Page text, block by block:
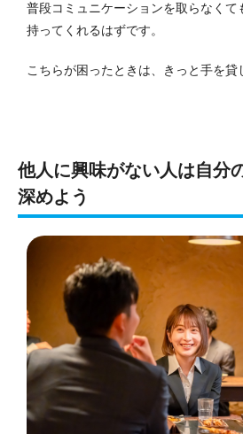
普段コミュニケーションを取らなくて
持ってくれるはずです。
こちらが困ったときは、きっと手を貸
他人に興味がない人は自分
深めよう